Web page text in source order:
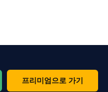
프리미엄으로 가기